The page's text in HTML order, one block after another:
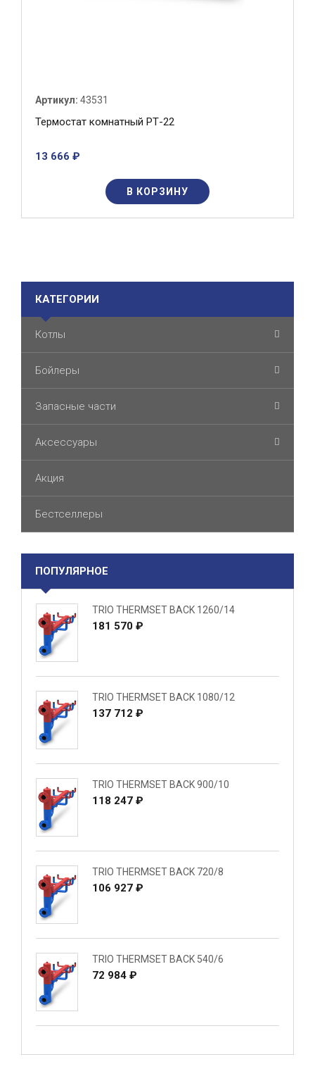
Артикул: 43531
Термостат комнатный РТ-22
13 666 ₽
В КОРЗИНУ
КАТЕГОРИИ
Котлы
Бойлеры
Запасные части
Аксессуары
Акция
Бестселлеры
ПОПУЛЯРНОЕ
TRIO THERMSET BACK 1260/14
181 570 ₽
TRIO THERMSET BACK 1080/12
137 712 ₽
TRIO THERMSET BACK 900/10
118 247 ₽
TRIO THERMSET BACK 720/8
106 927 ₽
TRIO THERMSET BACK 540/6
72 984 ₽